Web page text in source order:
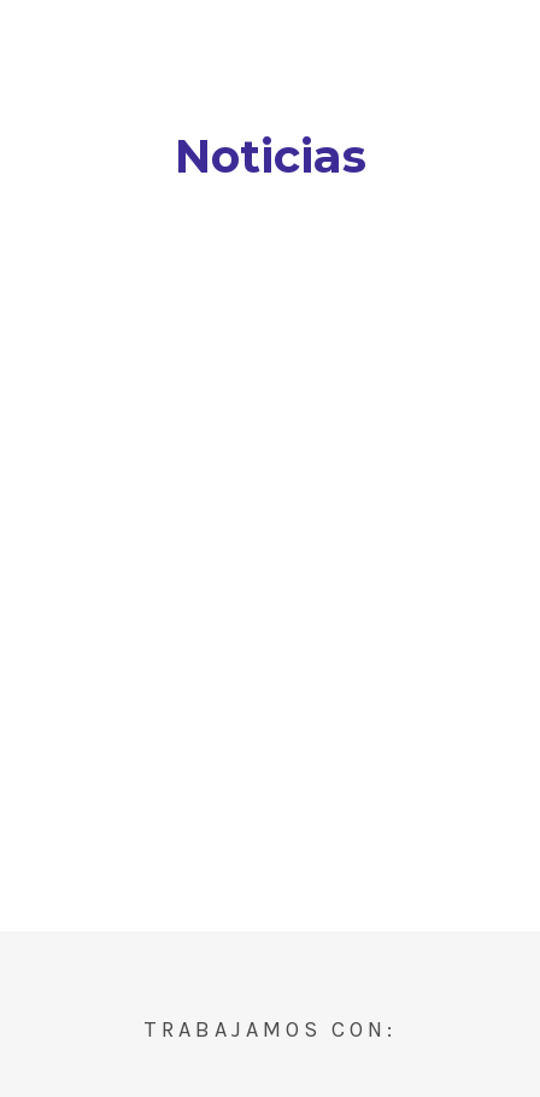
Noticias
TRABAJAMOS CON: